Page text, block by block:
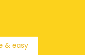
& easy